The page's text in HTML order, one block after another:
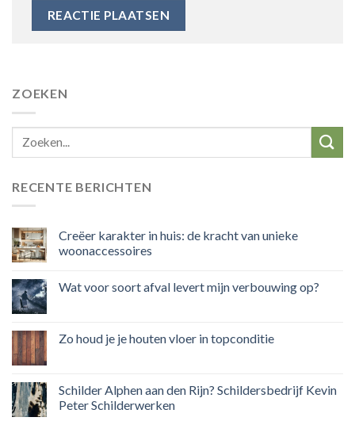
ZOEKEN
RECENTE BERICHTEN
Creëer karakter in huis: de kracht van unieke
woonaccessoires
Wat voor soort afval levert mijn verbouwing op?
Zo houd je je houten vloer in topconditie
Schilder Alphen aan den Rijn? Schildersbedrijf Kevin
Peter Schilderwerken